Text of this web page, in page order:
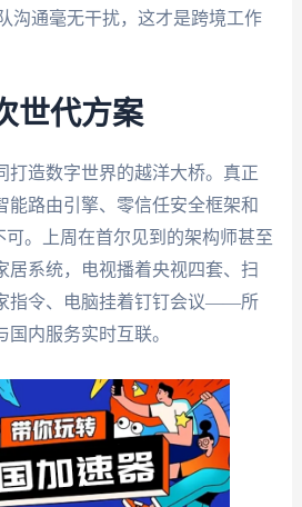
沟通毫无干扰，这才是跨境工作
世代方案
打造数字世界的越洋大桥。真正
能路由引擎、零信任安全框架和
可。上周在首尔见到的架构师甚至
居系统，电视播着央视四套、扫
指令、电脑挂着钉钉会议——所
内服务实时互联。